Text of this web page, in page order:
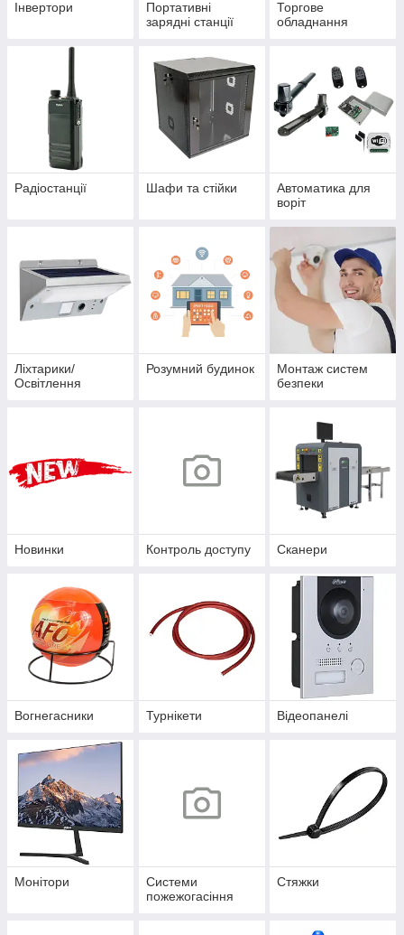
Інвертори
Портативні
зарядні станції
Торгове
обладнання
Радіостанції Шафи та стійки
Автоматика для
воріт
Ліхтарики/
Освітлення
Розумний будинок
Монтаж систем
безпеки
Новинки Контроль доступу Сканери
Вогнегасники Турнікети Відеопанелі
Монітори
Системи
пожежогасіння
Стяжки